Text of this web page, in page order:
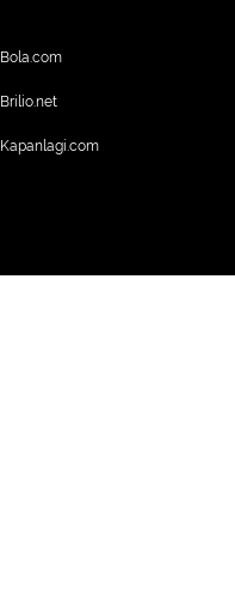
Bola.com
Brilio.net
Kapanlagi.com